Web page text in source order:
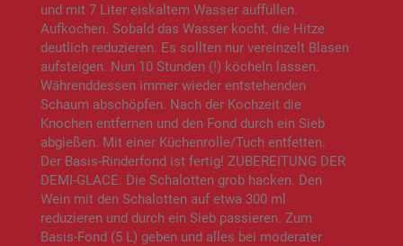
und mit 7 Liter eiskaltem Wasser auffüllen.
Aufkochen. Sobald das Wasser kocht, die Hitze
deutlich reduzieren. Es sollten nur vereinzelt Blasen
aufsteigen. Nun 10 Stunden (!) köcheln lassen.
Währenddessen immer wieder entstehenden
Schaum abschöpfen. Nach der Kochzeit die
Knochen entfernen und den Fond durch ein Sieb
abgießen. Mit einer Küchenrolle/Tuch entfetten.
Der Basis-Rinderfond ist fertig! ZUBEREITUNG DER
DEMI-GLACE: Die Schalotten grob hacken. Den
Wein mit den Schalotten auf etwa 300 ml
reduzieren und durch ein Sieb passieren. Zum
Basis-Fond (5 L) geben und alles bei moderater